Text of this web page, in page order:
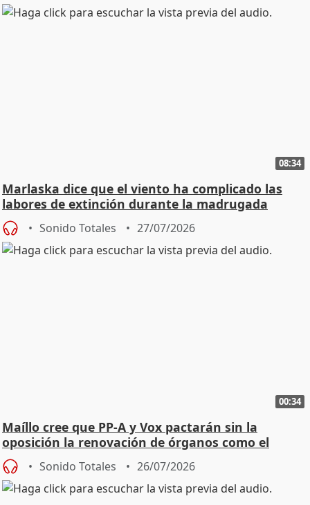
08:34
Marlaska dice que el viento ha complicado las
labores de extinción durante la madrugada
Sonido Totales 27/07/2026
00:34
Maíllo cree que PP-A y Vox pactarán sin la
oposición la renovación de órganos como el
Defensor
Sonido Totales 26/07/2026